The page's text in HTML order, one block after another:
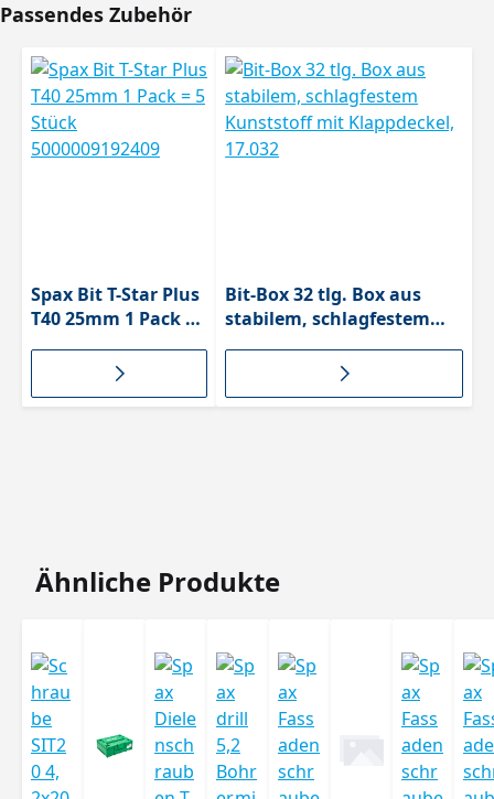
Passendes Zubehör
Produktgalerie überspringen
Spax Bit T-Star Plus
T40 25mm 1 Pack =
5000009192409
Bit-Box 32 tlg. Box aus
stabilem, schlagfestem
Klappdeckel, 17.032
Produktgalerie überspringen
Ähnliche Produkte